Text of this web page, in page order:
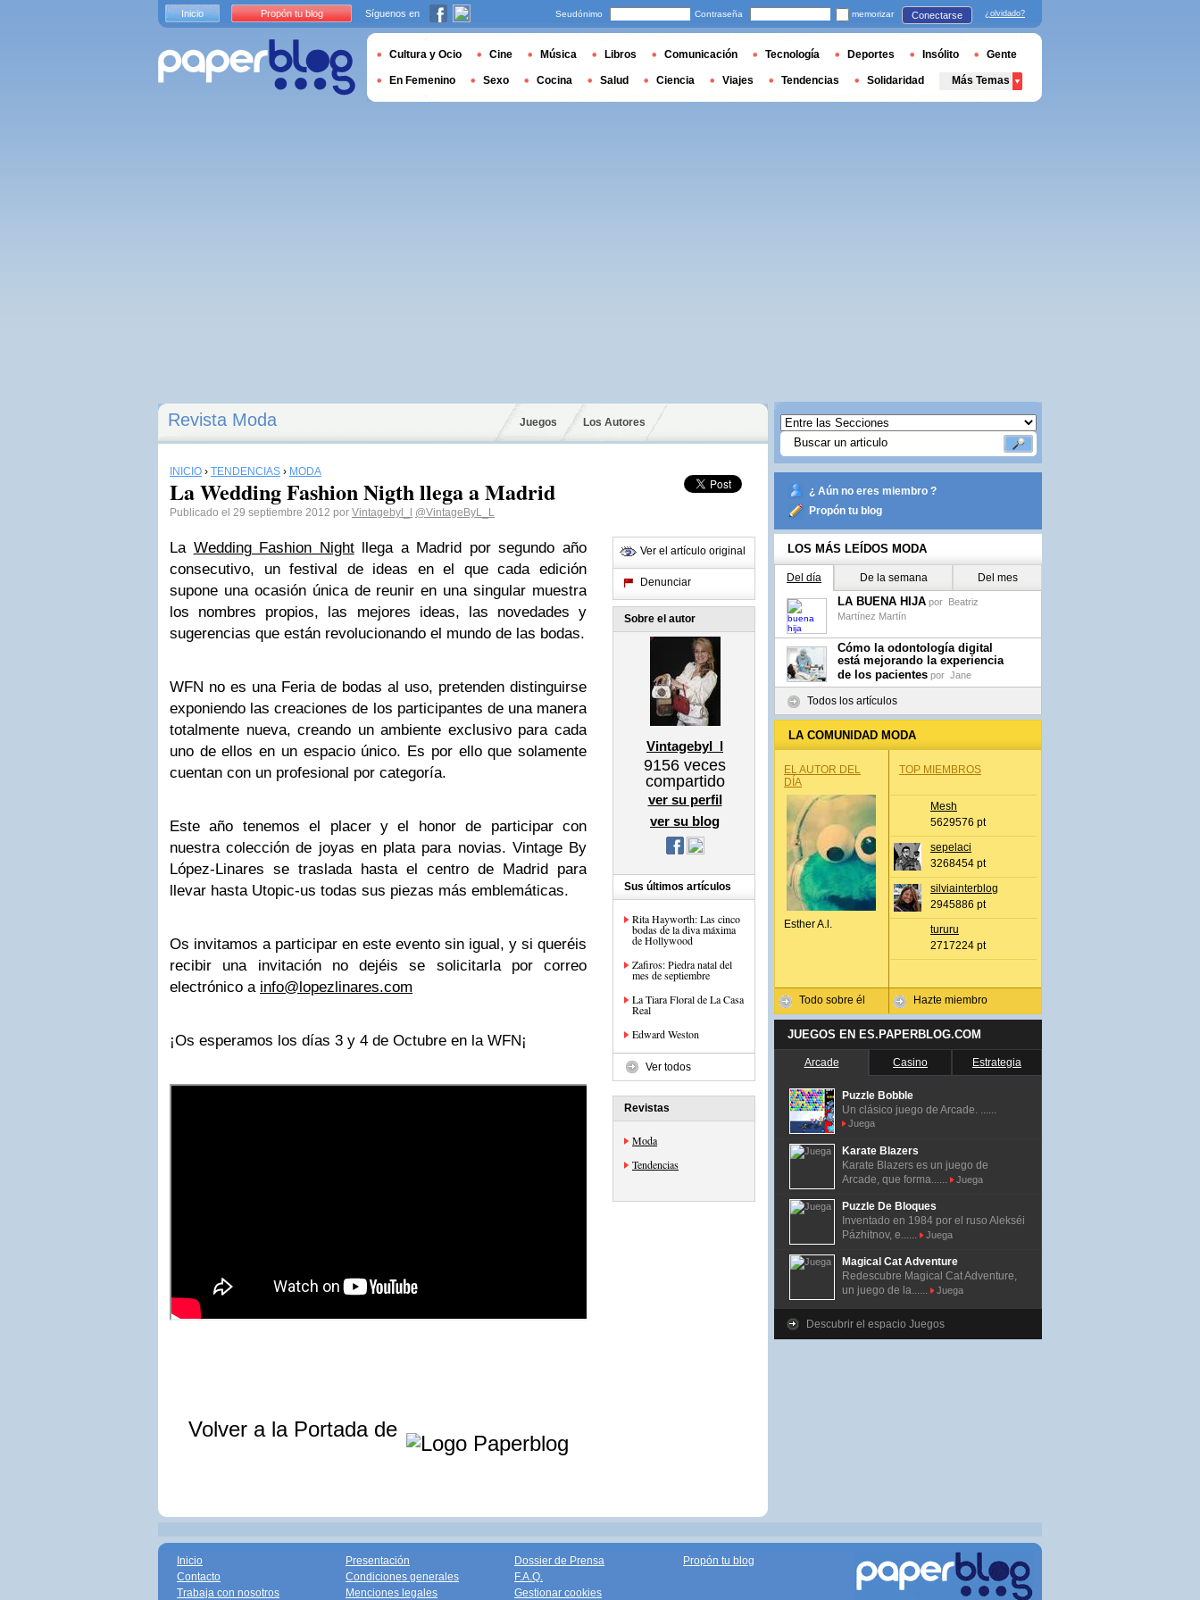
Revista Moda Juegos Los Autores
INICIO › TENDENCIAS › MODA
La Wedding Fashion Nigth llega a Madrid
Publicado el 29 septiembre 2012 por Vintagebyl_l @VintageByL_L
La Wedding Fashion Nightllega a Madrid por segundo año
consecutivo, un festival de ideas en el que cada edición
supone una ocasión única de reunir en una singular muestra
los nombres propios, las mejores ideas, las novedades y
sugerencias que están revolucionando el mundo de las bodas.
WFN no es una Feria de bodas al uso, pretenden distinguirse
exponiendo las creaciones de los participantes de una manera
totalmente nueva, creando un ambiente exclusivo para cada
uno de ellos en un espacio único. Es por ello que solamente
cuentan con un profesional por categoría.
Este año tenemos el placer y el honor de participar con
nuestra colección de joyas en plata para novias. Vintage By
López-Linares se traslada hasta el centro de Madrid para
llevar hasta Utopic-us todas sus piezas más emblemáticas.
Os invitamos a participar en este evento sin igual, y si queréis
recibir una invitación no dejéis se solicitarla por correo
electrónico a info@lopezlinares.com
¡Os esperamos los días 3 y 4 de Octubre en la WFN¡
Volver a la Portada de
Ver el artículo original
Denunciar
Sobre el autor
Vintagebyl_l
9156 veces
compartido
ver su perfil
ver su blog
Sus últimos artículos
Rita Hayworth: Las cinco
bodas de la diva máxima
de Hollywood
Zafiros: Piedra natal del
mes de septiembre
La Tiara Floral de La Casa
Real
Edward Weston
Ver todos
Revistas
Moda
Tendencias
¿ Aún no eres miembro ?
Propón tu blog
LOS MÁS LEÍDOS MODA
Del día De la semana Del mes
LA BUENA HIJA por Beatriz
Martínez Martín
Cómo la odontología digital
está mejorando la experiencia
de los pacientes por Jane
Todos los artículos
LA COMUNIDAD MODA
EL AUTOR DEL
DÍA
Esther A.l.
Todo sobre él
TOP MIEMBROS
Mesh
5629576 pt
sepelaci
3268454 pt
silviainterblog
2945886 pt
tururu
2717224 pt
Hazte miembro
JUEGOS EN ES.PAPERBLOG.COM
Arcade Casino Estrategia
Puzzle Bobble
Un clásico juego de Arcade. ......
Juega
Karate Blazers
Karate Blazers es un juego de
Arcade, que forma......
Juega
Puzzle De Bloques
Inventado en 1984 por el ruso Alekséi
Pázhitnov, e......
Juega
Magical Cat Adventure
Redescubre Magical Cat Adventure,
un juego de la......
Juega
Descubrir el espacio Juegos
Inicio Propón tu blog Síguenos en Seudónimo Contraseña memorizar Conectarse ¿olvidado?
Cultura y Ocio Cine Música Libros Comunicación Tecnología Deportes Insólito Gente
En Femenino Sexo Cocina Salud Ciencia Viajes Tendencias Solidaridad Más Temas
Inicio
Contacto
Trabaja con nosotros
Presentación
Condiciones generales
Menciones legales
Dossier de Prensa
F.A.Q.
Gestionar cookies
Propón tu blog